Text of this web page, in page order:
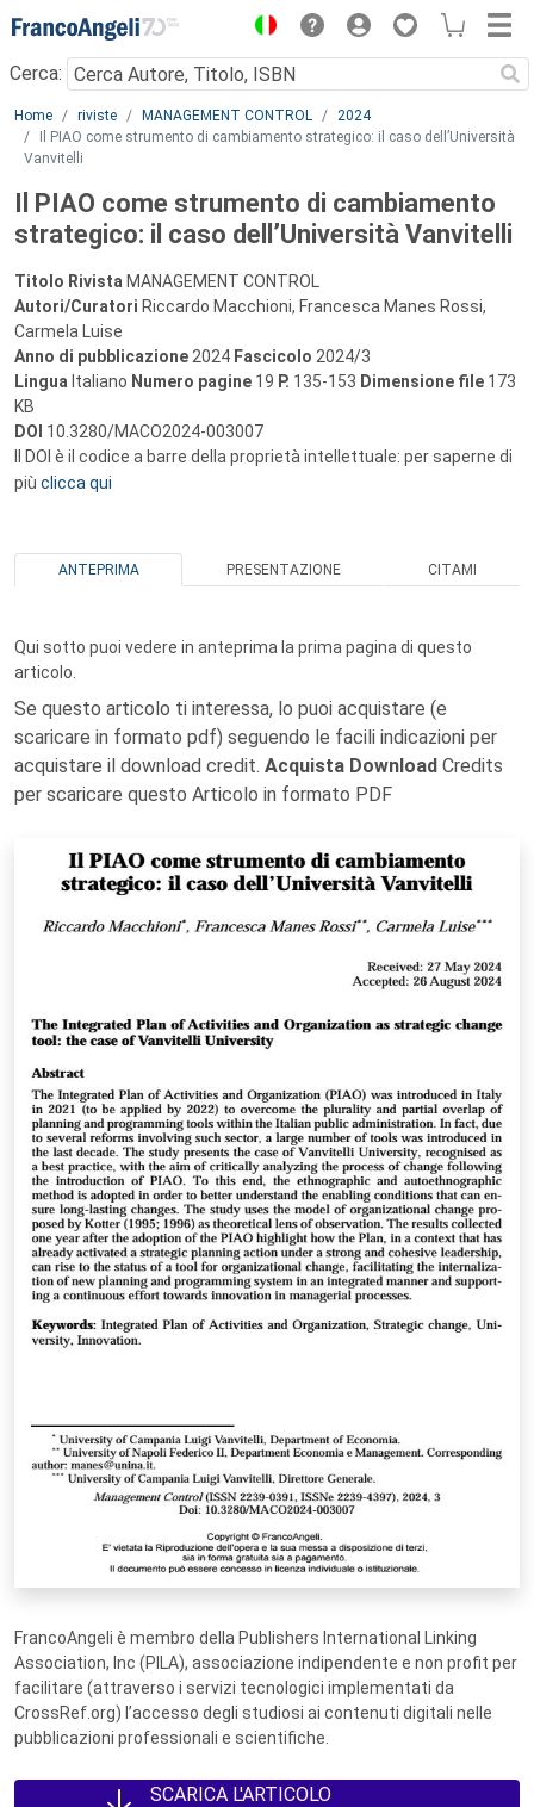
Menu
Cerca:
Main content
Home riviste MANAGEMENT CONTROL
2024
Il PIAO come strumento di cambiamento strategico: il caso dell’Università
Vanvitelli
Il PIAO come strumento di cambiamento
strategico: il caso dell’Università Vanvitelli
Titolo Rivista MANAGEMENT CONTROL
Autori/Curatori Riccardo Macchioni, Francesca Manes Rossi,
Carmela Luise
Anno di pubblicazione 2024 Fascicolo 2024/3
Lingua Italiano Numero pagine 19 P. 135-153 Dimensione file 173
KB
DOI 10.3280/MACO2024-003007
Il DOI è il codice a barre della proprietà intellettuale: per saperne di
più clicca qui
ANTEPRIMA PRESENTAZIONE CITAMI
Qui sotto puoi vedere in anteprima la prima pagina di questo
articolo.
Se questo articolo ti interessa, lo puoi acquistare (e
scaricare in formato pdf) seguendo le facili indicazioni per
acquistare il download credit. Acquista Download Credits
per scaricare questo Articolo in formato PDF
FrancoAngeli è membro della Publishers International Linking
Association, Inc (PILA), associazione indipendente e non profit per
facilitare (attraverso i servizi tecnologici implementati da
CrossRef.org) l’accesso degli studiosi ai contenuti digitali nelle
pubblicazioni professionali e scientifiche.
SCARICA L'ARTICOLO